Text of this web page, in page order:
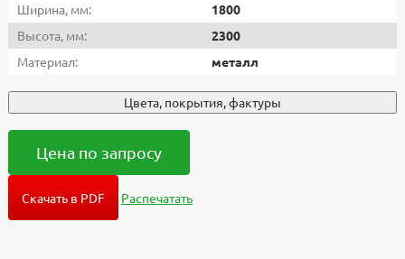
Ширина, мм:
1800
Высота, мм:
2300
Материал:
металл
Цвета, покрытия, фактуры
Цена по запросу
Скачать в PDF Распечатать